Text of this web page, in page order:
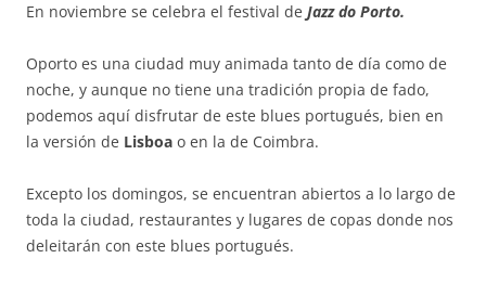
En noviembre se celebra el festival de Jazz do Porto.
Oporto es una ciudad muy animada tanto de día como de
noche, y aunque no tiene una tradición propia de fado,
podemos aquí disfrutar de este blues portugués, bien en
la versión de Lisboa o en la de Coimbra.
Excepto los domingos, se encuentran abiertos a lo largo de
toda la ciudad, restaurantes y lugares de copas donde nos
deleitarán con este blues portugués.